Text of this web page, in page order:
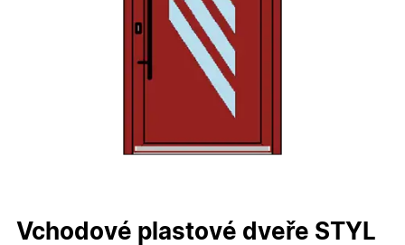
Vchodové plastové dveře STYL